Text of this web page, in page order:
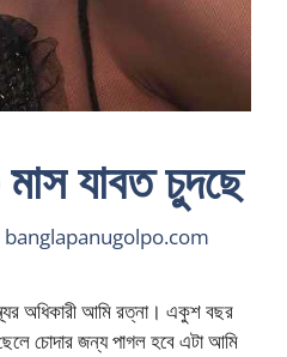
যাবত চুদছে
banglapanugolpo.com
অধিকারী আমি রত্না। একুশ বছর
চোদার জন্য পাগল হবে এটা আমি